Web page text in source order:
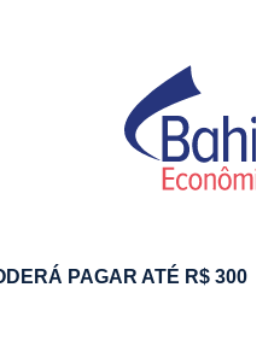
PAGAR ATÉ R$ 300